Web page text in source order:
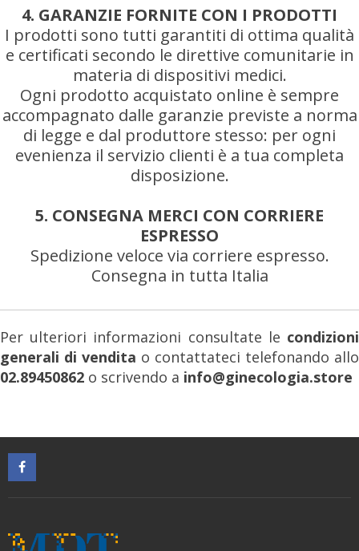
4. GARANZIE FORNITE CON I PRODOTTI
I prodotti sono tutti garantiti di ottima qualità
e certificati secondo le direttive comunitarie in
materia di dispositivi medici.
Ogni prodotto acquistato online è sempre
accompagnato dalle garanzie previste a norma
di legge e dal produttore stesso: per ogni
evenienza il servizio clienti è a tua completa
disposizione.
5. CONSEGNA MERCI CON CORRIERE
ESPRESSO
Spedizione veloce via corriere espresso.
Consegna in tutta Italia
Per ulteriori informazioni consultate le condizioni
generali di vendita o contattateci telefonando allo
02.89450862 o scrivendo a info@ginecologia.store